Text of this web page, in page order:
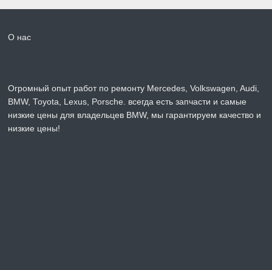
О нас
Огромный опыт работ по ремонту Mercedes, Volkswagen, Audi,
BMW, Toyota, Lexus, Porsche. всегда есть запчасти и самые
низкие цены для владельцев BMW, мы гарантируем качество и
низкие цены!